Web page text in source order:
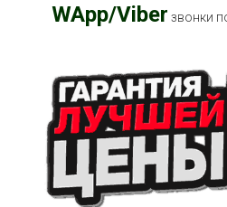
WApp/Viber звонки